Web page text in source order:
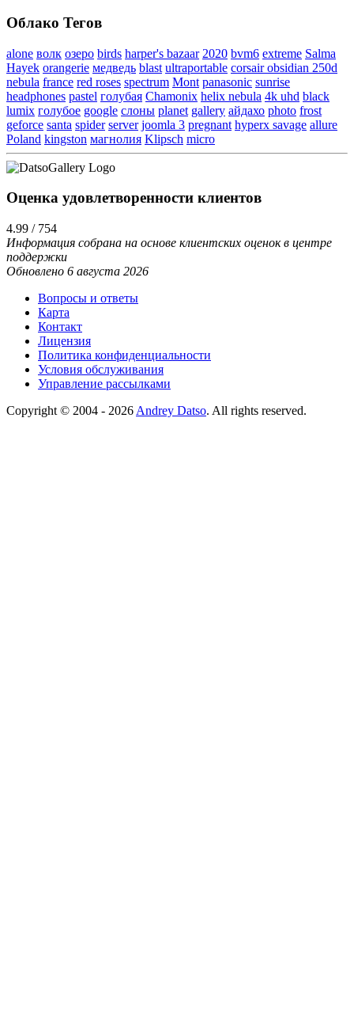
Облако Тегов
alone волк озеро birds harper's bazaar 2020 bvm6 extreme Salma
Hayek orangerie медведь blast ultraportable corsair obsidian 250d
nebula france red roses spectrum Mont panasonic sunrise
headphones pastel голубая Chamonix helix nebula 4k uhd black
lumix голубое google слоны planet gallery айдахо photo frost
geforce santa spider server joomla 3 pregnant hyperx savage allure
Poland kingston магнолия Klipsch micro
Оценка удовлетворенности клиентов
4.99 / 754
Информация собрана на основе клиентских оценок в центре
поддержки
Обновлено 6 августа 2026
Вопросы и ответы
Карта
Контакт
Лицензия
Политика конфиденциальности
Условия обслуживания
Управление рассылками
Copyright © 2004 - 2026 Andrey Datso. All rights reserved.